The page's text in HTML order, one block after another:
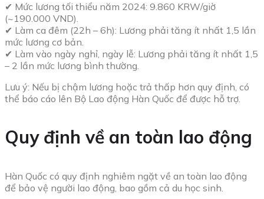
✔ Mức lương tối thiểu năm 2024: 9.860 KRW/giờ
(~190.000 VND).
✔ Làm ca đêm (22h – 6h): Lương phải tăng ít nhất 1,5 lần
mức lương cơ bản.
✔ Làm vào ngày nghỉ, ngày lễ: Lương phải tăng ít nhất 1,5
– 2 lần mức lương bình thường.
Lưu ý: Nếu bị chậm lương hoặc trả thấp hơn quy định, có
thể báo cáo lên Bộ Lao động Hàn Quốc để được hỗ trợ.
Quy định về an toàn lao động
Hàn Quốc có quy định nghiêm ngặt về an toàn lao động
để bảo vệ người lao động, bao gồm cả du học sinh.